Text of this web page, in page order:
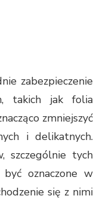
zabezpieczenie
takich jak folia
zmniejszyć
i delikatnych.
szczególnie tych
być oznaczone w
się z nimi